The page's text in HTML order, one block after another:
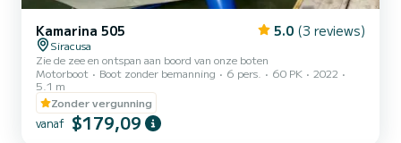
Kamarina 505 5.0 (3 reviews)
Siracusa
Zie de zee en ontspan aan boord van onze boten
Motorboot
Boot zonder bemanning 6 pers. 60 PK
2022
5.1 m
Zonder vergunning
vanaf $179,09